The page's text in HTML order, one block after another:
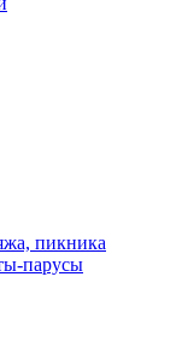
пикника
парусы